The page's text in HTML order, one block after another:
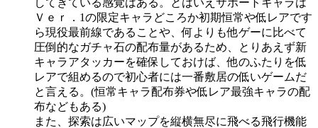
Ｖｅｒ．1の限定キャラどころか初期恒常や低レアです
ら現役最前線であることや、何よりも他ゲーに比べて
圧倒的なガチャ石の配布量があるため、とりあえず新
キャラアタッカーを確保しておけば、他のふたりを低
レアで組めるので初心者には一番敷居の低いゲームだ
と言える。(恒常キャラ配布券や低レア最強キャラの配
布などもある)
また、探索は広いマップを縦横無尽に飛べる飛行機能